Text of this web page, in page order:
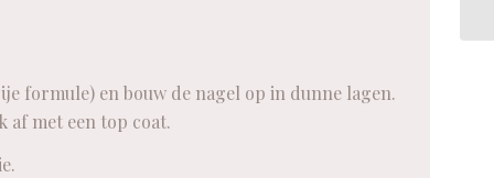
formule) en bouw de nagel op in dunne lagen.
af met een top coat.